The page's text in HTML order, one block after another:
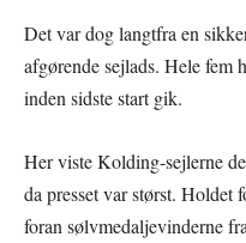
Det var dog langtfra en
afgørende sejlads. Hele fem
inden sidste start gik.
Her viste Kolding-sejlerne
da presset var størst. Holdet
foran sølvmedaljevinderne